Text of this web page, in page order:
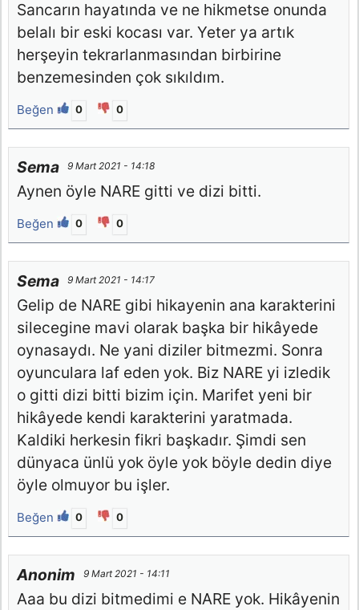
Sancarın hayatında ve ne hikmetse onunda
belalı bir eski kocası var. Yeter ya artık
herşeyin tekrarlanmasından birbirine
benzemesinden çok sıkıldım.
Beğen 0 0
Sema 9 Mart 2021 - 14:18
Aynen öyle NARE gitti ve dizi bitti.
Beğen 0 0
Sema 9 Mart 2021 - 14:17
Gelip de NARE gibi hikayenin ana karakterini
silecegine mavi olarak başka bir hikâyede
oynasaydı. Ne yani diziler bitmezmi. Sonra
oyunculara laf eden yok. Biz NARE yi izledik
o gitti dizi bitti bizim için. Marifet yeni bir
hikâyede kendi karakterini yaratmada.
Kaldiki herkesin fikri başkadır. Şimdi sen
dünyaca ünlü yok öyle yok böyle dedin diye
öyle olmuyor bu işler.
Beğen 0 0
Anonim 9 Mart 2021 - 14:11
Aaa bu dizi bitmedimi e NARE yok. Hikâyenin